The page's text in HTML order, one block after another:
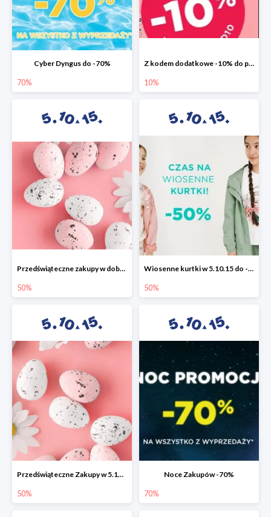
Cyber Dyngus do -70%
70%
Z kodem dodatkowe -10% do promocji -50%!
10%
Przedświąteczne zakupy w dobrym stylu -50%
50%
Wiosenne kurtki w 5.10.15 do -50%
50%
Przedświąteczne Zakupy w 5.10.15 do -50%
50%
Noce Zakupów -70%
70%